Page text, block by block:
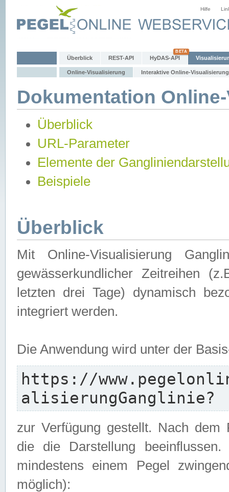
Hilfe
Überblick REST-API HyDAS-API
Online-Visualisierung Interaktive Online-Visualisierung
Dokumentation
Überblick
URL-Parameter
Elemente der
Beispiele
Überblick
Mit Online-Visualisierung
gewässerkundlicher Zeitreihen
letzten drei Tage) dynamisch
integriert werden.
Die Anwendung wird unter der
https://
alisierungGanglinie?
zur Verfügung gestellt. Nach dem
die die Darstellung
mindestens einem Pegel
möglich):